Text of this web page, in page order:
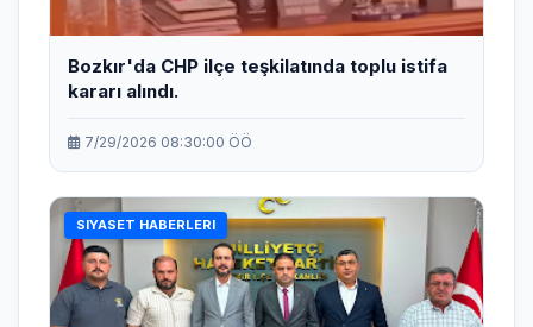
Bozkır'da CHP ilçe teşkilatında toplu istifa
kararı alındı.
7/29/2026 08:30:00 ÖÖ
SIYASET HABERLERI